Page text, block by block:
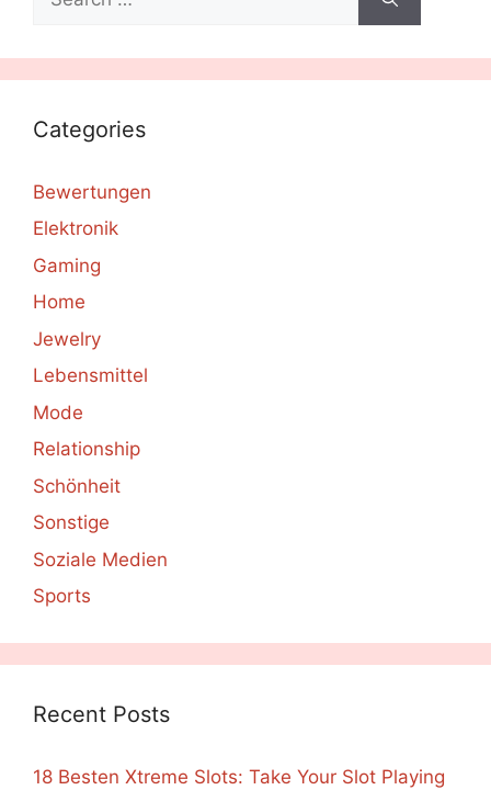
for:
Categories
Bewertungen
Elektronik
Gaming
Home
Jewelry
Lebensmittel
Mode
Relationship
Schönheit
Sonstige
Soziale Medien
Sports
Recent Posts
18 Besten Xtreme Slots: Take Your Slot Playing